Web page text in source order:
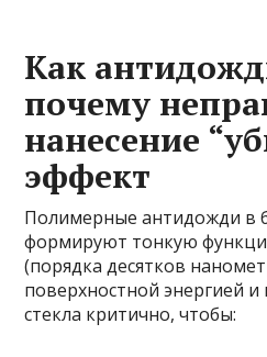
Как
почему
нанесение
эффект
Полимерные антидожди в
формируют тонкую
(порядка десятков
поверхностной энергией
стекла критично, чтобы: